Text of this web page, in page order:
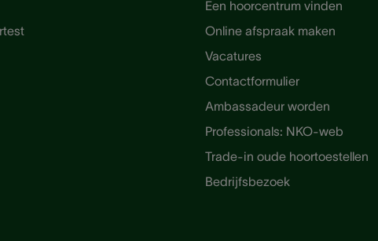
Een hoorcentrum vinden
Online afspraak maken
Vacatures
Contactformulier
Ambassadeur worden
Professionals: NKO-web
Trade-in oude hoortoestellen
Bedrijfsbezoek